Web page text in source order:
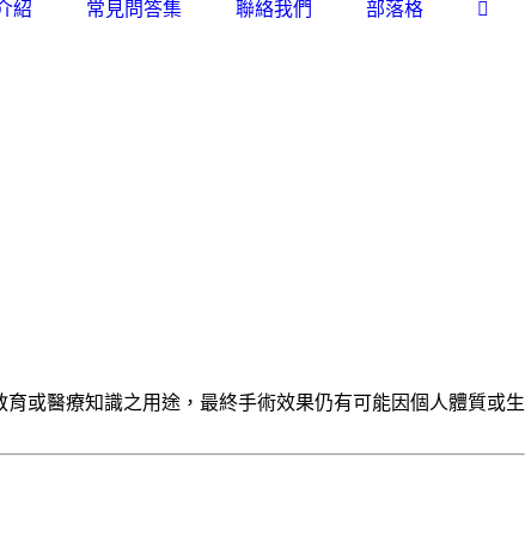
紹 常見問答集 聯絡我們 部落格
或醫療知識之用途，最終手術效果仍有可能因個人體質或生